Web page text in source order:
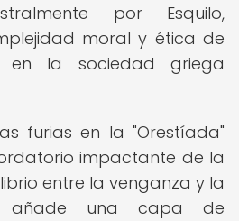
por Esquilo,
moral y ética de
en la sociedad griega
furias en la "Orestíada"
impactante de la
entre la venganza y la
añade una capa de